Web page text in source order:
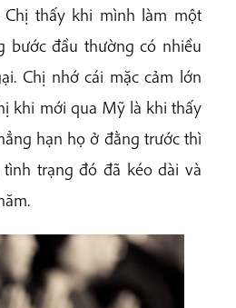
Chị thấy khi mình làm một
bước đầu thường có nhiều
Chị nhớ cái mặc cảm lớn
khi mới qua Mỹ là khi thấy
hạn họ ở đằng trước thì
trạng đó đã kéo dài và